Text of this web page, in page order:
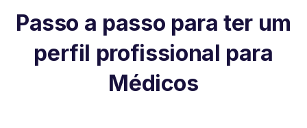
Passo a passo para ter um
perfil profissional para
Médicos